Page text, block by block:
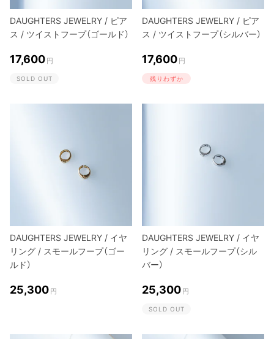
DAUGHTERS JEWELRY / ピア
ス / ツイストフープ（ゴールド）
17,600 円
SOLD OUT
DAUGHTERS JEWELRY / ピア
ス / ツイストフープ（シルバー）
17,600 円
残りわずか
DAUGHTERS JEWELRY / イヤ
リング / スモールフープ（ゴー
ルド）
25,300 円
DAUGHTERS JEWELRY / イヤ
リング / スモールフープ（シル
バー）
25,300 円
SOLD OUT